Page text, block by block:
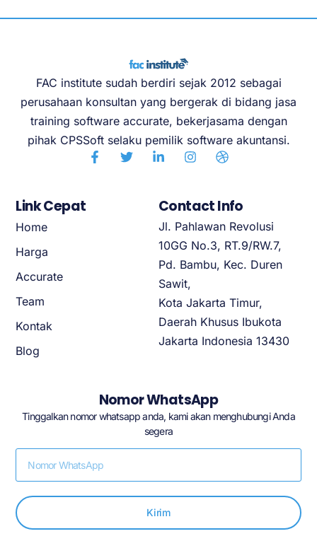
FAC institute sudah berdiri sejak 2012 sebagai
perusahaan konsultan yang bergerak di bidang jasa
training software accurate, bekerjasama dengan
pihak CPSSoft selaku pemilik software akuntansi.
Link Cepat
Home
Harga
Accurate
Team
Kontak
Blog
Contact Info
Jl. Pahlawan Revolusi
10GG No.3, RT.9/RW.7,
Pd. Bambu, Kec. Duren
Sawit,
Kota Jakarta Timur,
Daerah Khusus Ibukota
Jakarta Indonesia 13430
Nomor WhatsApp
Tinggalkan nomor whatsapp anda, kami akan menghubungi Anda
segera
Kirim